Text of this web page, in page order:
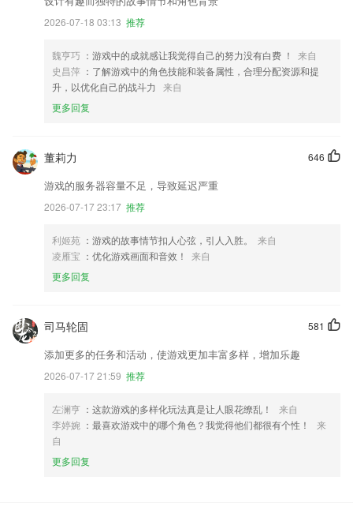
2026-07-18 03:13 推荐
魏亨巧 ：游戏中的成就感让我觉得自己的努力没有白费 ！
来自
史昌萍 ：了解游戏中的角色技能和装备属性，合理分配资源和提
升，以优化自己的战斗力 来自
更多回复
646
董莉力
游戏的服务器容量不足，导致延迟严重
2026-07-17 23:17 推荐
利姬苑 ：游戏的故事情节扣人心弦，引人入胜。
来自
凌雁宝 ：优化游戏画面和音效！
来自
更多回复
581
司马轮固
添加更多的任务和活动，使游戏更加丰富多样，增加乐趣
2026-07-17 21:59 推荐
左澜亨 ：这款游戏的多样化玩法真是让人眼花缭乱！
来自
李婷婉 ：最喜欢游戏中的哪个角色？我觉得他们都很有个性！
来
自
更多回复